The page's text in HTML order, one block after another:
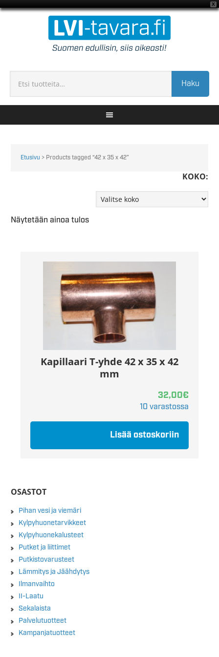
X
Haku
Etusivu > Products tagged “42 x 35 x 42”
KOKO:
Näytetään ainoa tulos
Kapillaari T-yhde 42 x 35 x 42
mm
32,00€
10 varastossa
Lisää ostoskoriin
OSASTOT
Pihan vesi ja viemäri
Kylpyhuonetarvikkeet
Kylpyhuonekalusteet
Putket ja liittimet
Putkistovarusteet
Lämmitys ja Jäähdytys
Ilmanvaihto
II-Laatu
Sekalaista
Palvelutuotteet
Kampanjatuotteet